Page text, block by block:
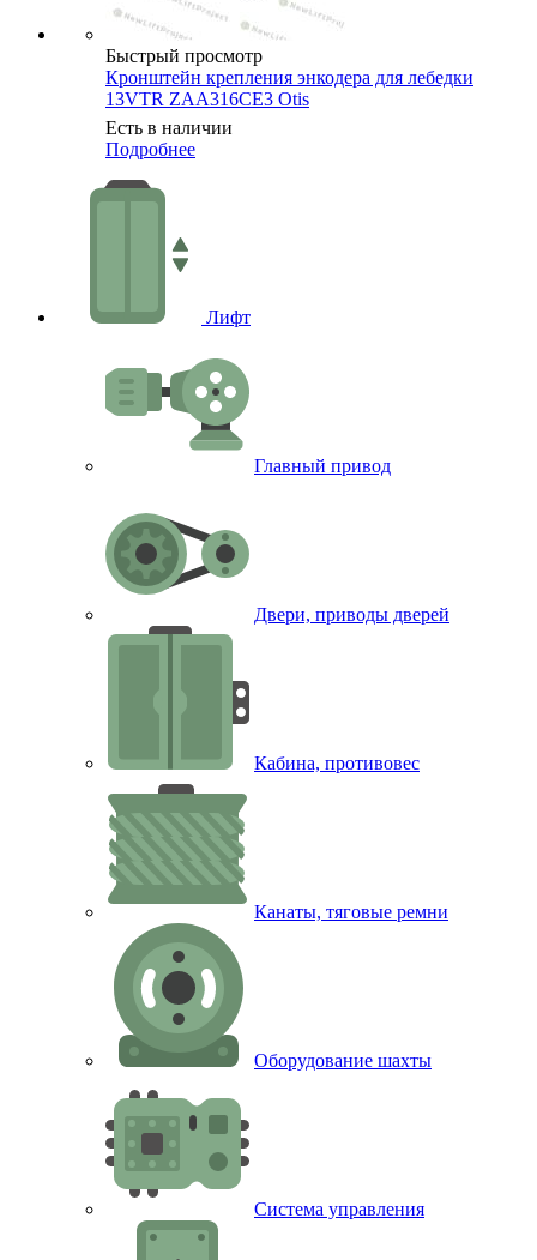
Быстрый просмотр
Кронштейн крепления энкодера для лебедки
13VTR ZAA316CE3 Otis
Есть в наличии
Подробнее
Лифт
Главный привод
Двери, приводы дверей
Кабина, противовес
Канаты, тяговые ремни
Оборудование шахты
Система управления